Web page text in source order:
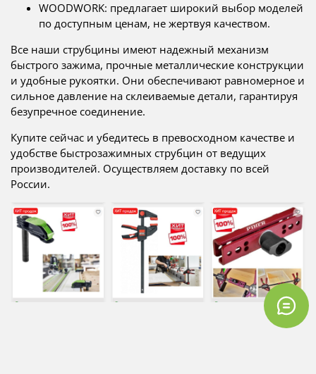
WOODWORK: предлагает широкий выбор моделей
по доступным ценам, не жертвуя качеством.
Все наши струбцины имеют надежный механизм
быстрого зажима, прочные металлические конструкции
и удобные рукоятки. Они обеспечивают равномерное и
сильное давление на склеиваемые детали, гарантируя
безупречное соединение.
Купите сейчас и убедитесь в превосходном качестве и
удобстве быстрозажимных струбцин от ведущих
производителей. Осуществляем доставку по всей
России.